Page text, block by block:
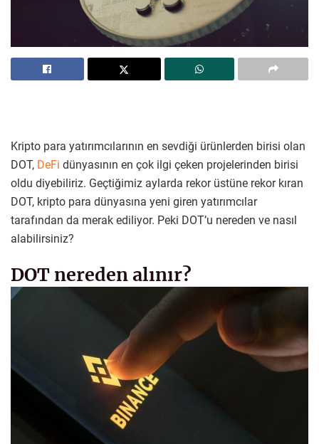
Kripto para yatırımcılarının en sevdiği ürünlerden birisi olan
DOT, DeFi dünyasının en çok ilgi çeken projelerinden birisi
oldu diyebiliriz. Geçtiğimiz aylarda rekor üstüne rekor kıran
DOT, kripto para dünyasına yeni giren yatırımcılar
tarafından da merak ediliyor. Peki DOT’u nereden ve nasıl
alabilirsiniz?
DOT nereden alınır?